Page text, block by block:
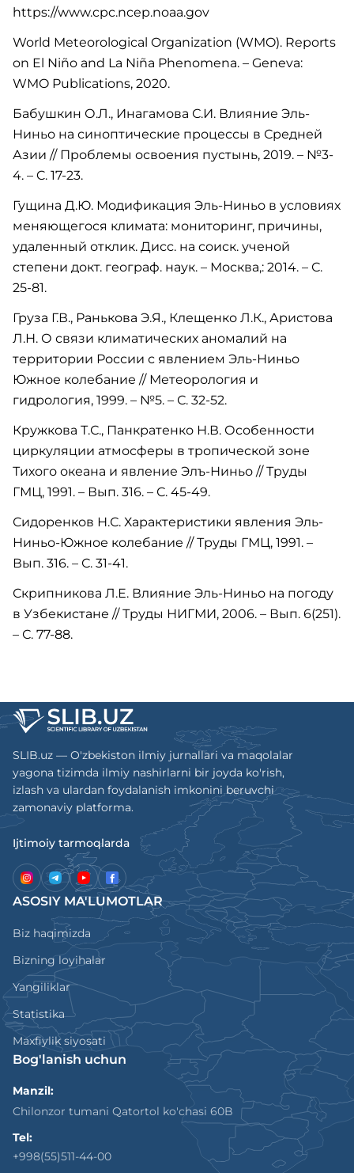
https://www.cpc.ncep.noaa.gov
World Meteorological Organization (WMO). Reports
on El Niño and La Niña Phenomena. – Geneva:
WMO Publications, 2020.
Бабушкин О.Л., Инагамова С.И. Влияние Эль-
Ниньо на синоптические процессы в Средней
Азии // Проблемы освоения пустынь, 2019. – №3-
4. – C. 17-23.
Гущина Д.Ю. Модификация Эль-Ниньо в условиях
меняющегося климата: мониторинг, причины,
удаленный отклик. Дисс. на соиск. ученой
степени докт. географ. наук. – Москва,: 2014. – С.
25-81.
Груза Г.В., Ранькова Э.Я., Клещенко Л.К., Аристова
Л.Н. О связи климатических аномалий на
территории России с явлением Эль-Ниньо
Южное колебание // Метеорология и
гидрология, 1999. – №5. – С. 32-52.
Кружкова Т.С., Панкратенко Н.В. Особенности
циркуляции атмосферы в тропической зоне
Тихого океана и явление Элъ-Ниньо // Труды
ГМЦ, 1991. – Вып. 316. – С. 45-49.
Сидоренков Н.С. Характеристики явления Эль-
Ниньо-Южное колебание // Труды ГМЦ, 1991. –
Вып. 316. – С. 31-41.
Скрипникова Л.Е. Влияние Эль-Ниньо на погоду
в Узбекистане // Труды НИГМИ, 2006. – Вып. 6(251).
– С. 77-88.
SLIB.uz — O'zbekiston ilmiy jurnallari va maqolalar
yagona tizimda ilmiy nashirlarni bir joyda ko'rish,
izlash va ulardan foydalanish imkonini beruvchi
zamonaviy platforma.
Ijtimoiy tarmoqlarda
ASOSIY MA'LUMOTLAR
Biz haqimizda
Bizning loyihalar
Yangiliklar
Statistika
Maxfiylik siyosati
Bog'lanish uchun
Manzil:
Chilonzor tumani Qatortol ko'chasi 60B
Tel:
+998(55)511-44-00